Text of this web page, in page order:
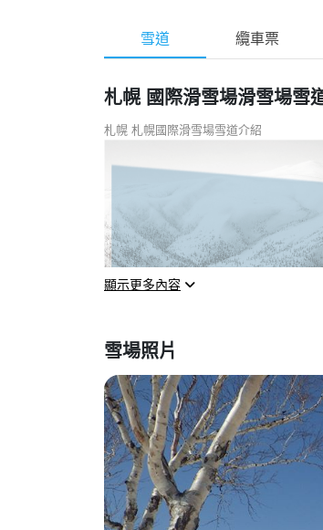
[ 2024-
雪道 纜車票
札幌 國際滑雪場滑雪場雪
札幌 札幌國際滑雪場雪道介紹
顯示更多內容
雪場照片